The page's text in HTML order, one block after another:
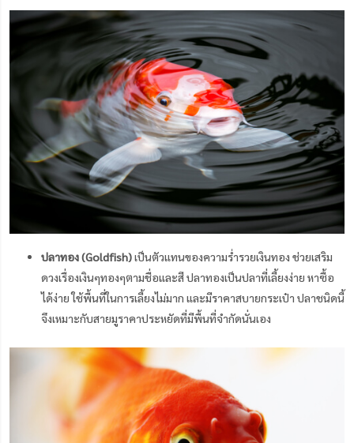
ปลาทอง (Goldfish)เป็นตัวแทนของความร่ำรวยเงินทอง ช่วยเสริม
ดวงเรื่องเงินๆทองๆตามชื่อและสี ปลาทองเป็นปลาที่เลี้ยงง่าย หาซื้อ
ได้ง่าย ใช้พื้นที่ในการเลี้ยงไม่มาก และมีราคาสบายกระเป๋า ปลาชนิดนี้
จึงเหมาะกับสายมูราคาประหยัดที่มีพื้นที่จำกัดนั่นเอง